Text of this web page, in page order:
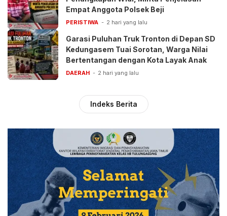
Empat Anggota Polsek Beji
PERISTIWA 2 hari yang lalu
Garasi Puluhan Truk Tronton di Depan SD
Kedungasem Tuai Sorotan, Warga Nilai
Bertentangan dengan Kota Layak Anak
DAERAH 2 hari yang lalu
Indeks Berita